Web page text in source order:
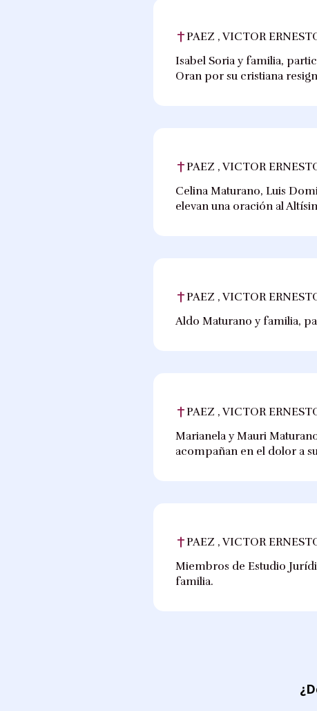
PAEZ , VICTOR
Isabel Soria y familia,
Oran por su cristiana
PAEZ , VICTOR
Celina Maturano, Luis
elevan una oración al
PAEZ , VICTOR
Aldo Maturano y familia,
PAEZ , VICTOR
Marianela y Mauri
acompañan en el dolor a
PAEZ , VICTOR
Miembros de Estudio
familia.